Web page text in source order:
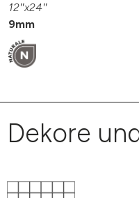
12″x24″
9mm
Dekore